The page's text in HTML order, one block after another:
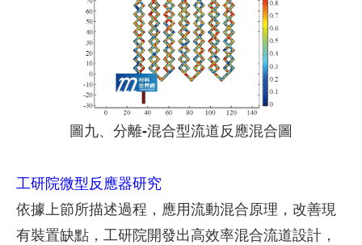
圖九、分離-混合型流道反應混合圖
工研院微型反應器研究
依據上節所描述過程，應用流動混合原理，改善現
有裝置缺點，工研院開發出高效率混合流道設計，